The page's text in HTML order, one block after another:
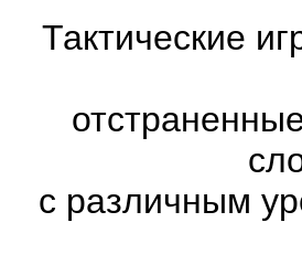
Тактические
с различным